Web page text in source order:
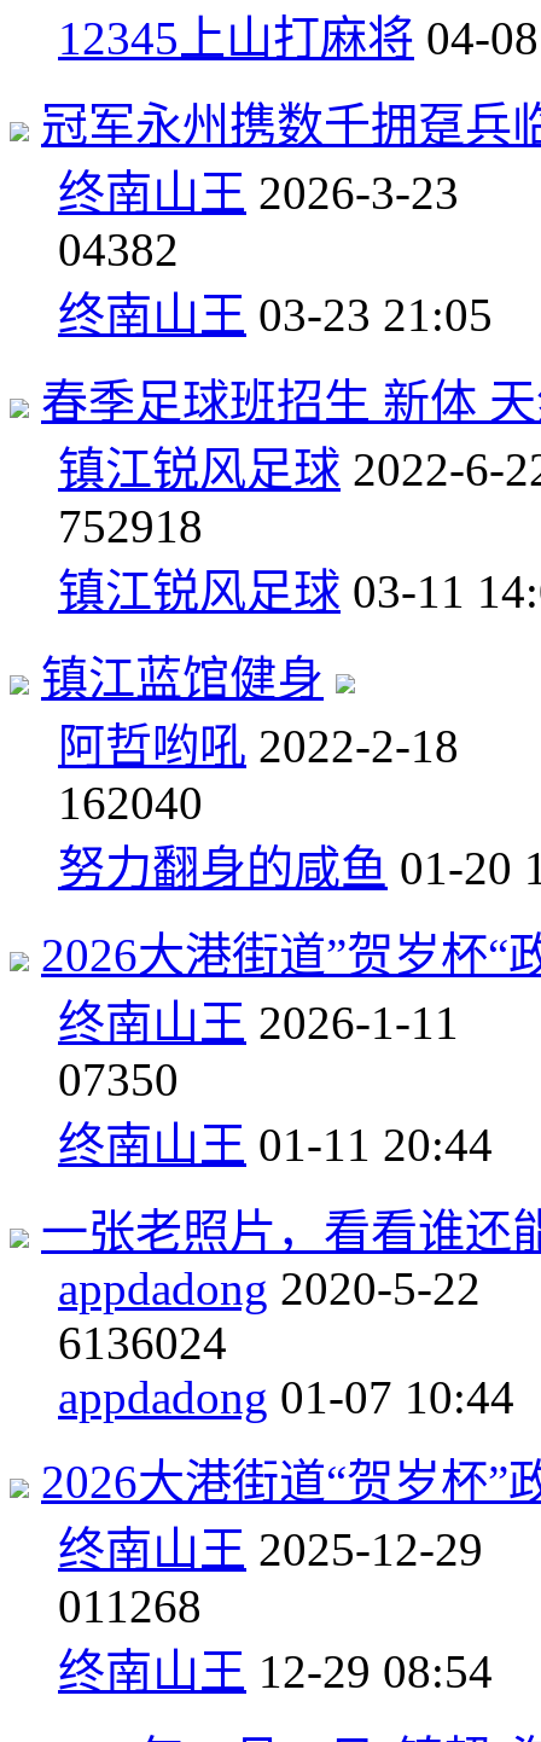
12345上山打麻将 04-
冠军永州携数千拥趸兵
终南山王 2026-3-23
04382
终南山王 03-23 21:05
春季足球班招生 新体
镇江锐风足球 2022-6-
752918
镇江锐风足球 03-11
镇江蓝馆健身
阿哲哟吼 2022-2-18
162040
努力翻身的咸鱼 01-20
2026大港街道”贺岁杯“
终南山王 2026-1-11
07350
终南山王 01-11 20:44
一张老照片，看看谁还
appdadong 2020-5-22
6136024
appdadong 01-07 10:44
2026大港街道“贺岁杯”
终南山王 2025-12-29
011268
终南山王 12-29 08:54